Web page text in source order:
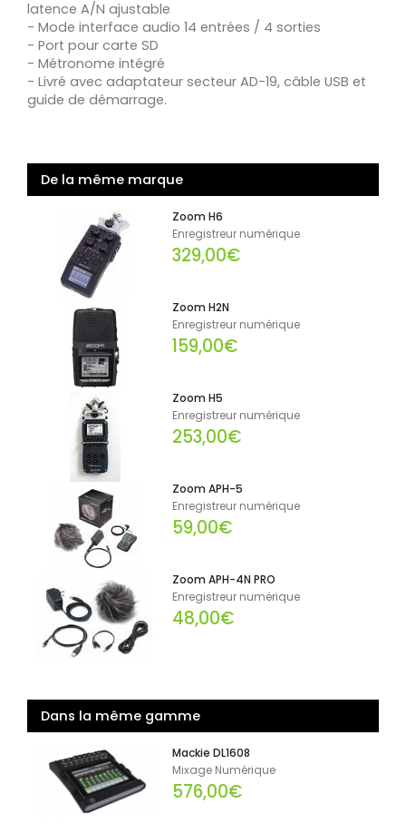
latence A/N ajustable
- Mode interface audio 14 entrées / 4 sorties
- Port pour carte SD
- Métronome intégré
- Livré avec adaptateur secteur AD-19, câble USB et
guide de démarrage.
De la même marque
Zoom H6
Enregistreur numérique
329,00€
Zoom H2N
Enregistreur numérique
159,00€
Zoom H5
Enregistreur numérique
253,00€
Zoom APH-5
Enregistreur numérique
59,00€
Zoom APH-4N PRO
Enregistreur numérique
48,00€
Dans la même gamme
Mackie DL1608
Mixage Numérique
576,00€